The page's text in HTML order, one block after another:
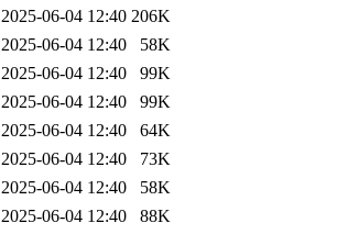
2025-06-04 12:40 206K
2025-06-04 12:40
58K
2025-06-04 12:40
99K
2025-06-04 12:40
99K
2025-06-04 12:40
64K
2025-06-04 12:40
73K
2025-06-04 12:40
58K
2025-06-04 12:40
88K